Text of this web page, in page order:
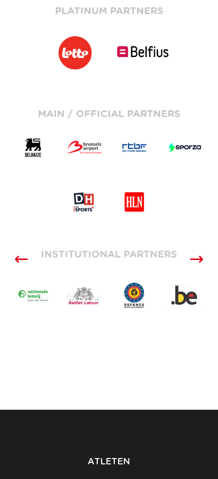
PLATINUM PARTNERS
MAIN / OFFICIAL PARTNERS
SUPPLIERS
INSTITUTIONAL PARTNERS
ATLETEN